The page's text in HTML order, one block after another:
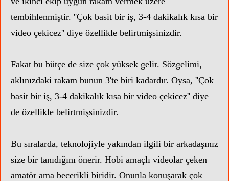
tembihlenmiştir. ''Çok basit bir iş, 3-4 dakikalık kısa bir
video çekicez'' diye özellikle belirtmişsinizdir.
Fakat bu bütçe de size çok yüksek gelir. Sözgelimi,
aklınızdaki rakam bunun 3'te biri kadardır. Oysa, ''Çok
basit bir iş, 3-4 dakikalık kısa bir video çekicez'' diye
de özellikle belirtmişsinizdir.
Bu sıralarda, teknolojiyle yakından ilgili bir arkadaşınız
size bir tanıdığını önerir. Hobi amaçlı videolar çeken
amatör ama becerikli biridir. Onunla konuşarak çok